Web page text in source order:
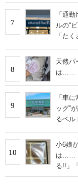
7
「通
ルの“
「た
8
天然パ
は……
9
「車
ッグ”
るベル
10
小6娘
は……
る!!」